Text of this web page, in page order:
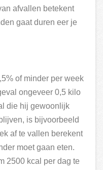
afvallen betekent
gaat duren eer je
of minder per week
ongeveer 0,5 kilo
die hij gewoonlijk
is bijvoorbeeld
af te vallen berekent
moet gaan eten.
2500 kcal per dag te